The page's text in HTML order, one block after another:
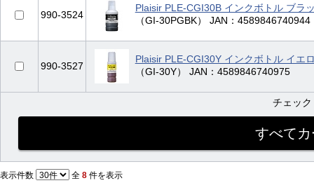
990-3524
Plaisir PLE-CGI30B インクボトル ブラ
（GI-30PGBK） JAN：4589846740944
990-3527
Plaisir PLE-CGI30Y インクボトル イエ
（GI-30Y） JAN：4589846740975
チェッ
表示件数 全 8 件を表示